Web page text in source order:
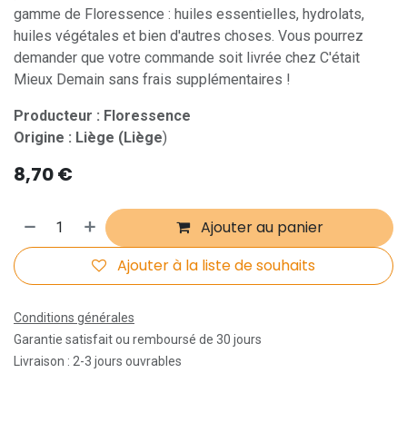
gamme de Floressence : huiles essentielles, hydrolats,
huiles végétales et bien d'autres choses. Vous pourrez
demander que votre commande soit livrée chez C'était
Mieux Demain sans frais supplémentaires !
Producteur : Floressence
Origine : Liège (Liège)
8,70€
Ajouter au panier
Ajouter à la liste de souhaits
Conditions générales
Garantie satisfait ou remboursé de 30 jours
Livraison : 2-3 jours ouvrables